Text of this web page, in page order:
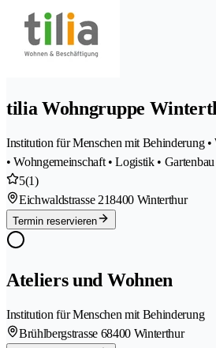
tilia Wohngruppe
Institution für Menschen mit Behinderung •
• Wohngemeinschaft • Logistik •
5(1)
Eichwaldstrasse 218400 Winterthur
Termin reservieren
Ateliers und Wohnen
Institution für Menschen mit Behinderung
Brühlbergstrasse 68400 Winterthur